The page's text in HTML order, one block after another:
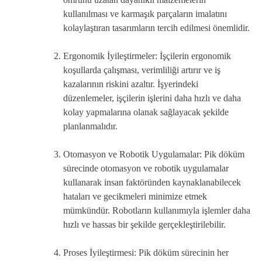
kullanılması ve karmaşık parçaların imalatını
kolaylaştıran tasarımların tercih edilmesi önemlidir.
Ergonomik İyileştirmeler: İşçilerin ergonomik
koşullarda çalışması, verimliliği artırır ve iş
kazalarının riskini azaltır. İşyerindeki
düzenlemeler, işçilerin işlerini daha hızlı ve daha
kolay yapmalarına olanak sağlayacak şekilde
planlanmalıdır.
Otomasyon ve Robotik Uygulamalar: Pik döküm
sürecinde otomasyon ve robotik uygulamalar
kullanarak insan faktöründen kaynaklanabilecek
hataları ve gecikmeleri minimize etmek
mümkündür. Robotların kullanımıyla işlemler daha
hızlı ve hassas bir şekilde gerçekleştirilebilir.
Proses İyileştirmesi: Pik döküm sürecinin her